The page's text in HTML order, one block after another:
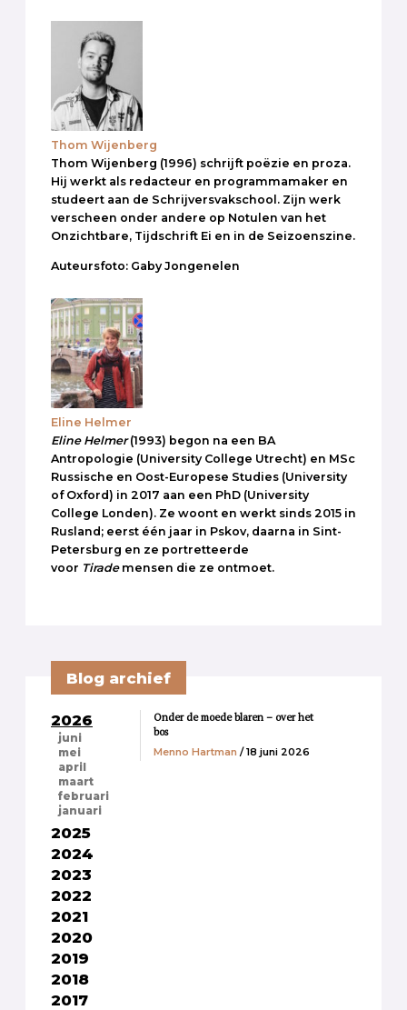
Thom Wijenberg
Thom Wijenberg (1996) schrijft poëzie en proza.
Hij werkt als redacteur en programmamaker en
studeert aan de Schrijversvakschool. Zijn werk
verscheen onder andere op Notulen van het
Onzichtbare, Tijdschrift Ei en in de Seizoenszine.
Auteursfoto: Gaby Jongenelen
Eline Helmer
Eline Helmer(1993) begon na een BA
Antropologie (University College Utrecht) en MSc
Russische en Oost-Europese Studies (University
of Oxford) in 2017 aan een PhD (University
College Londen). Ze woont en werkt sinds 2015 in
Rusland; eerst één jaar in Pskov, daarna in Sint-
Petersburg en ze portretteerde
voor Tirademensen die ze ontmoet.
Blog archief
2026
juni
mei
april
maart
februari
januari
2025
2024
2023
2022
2021
2020
2019
2018
2017
Onder de moede blaren – over het
bos
Menno Hartman / 18 juni 2026